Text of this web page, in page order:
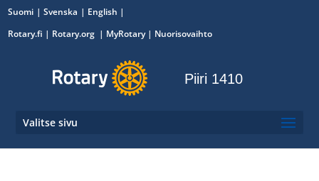
Suomi Svenska
English
Rotary.fi | Rotary.org | MyRotary| Nuorisovaihto
Piiri 1410
Valitse sivu